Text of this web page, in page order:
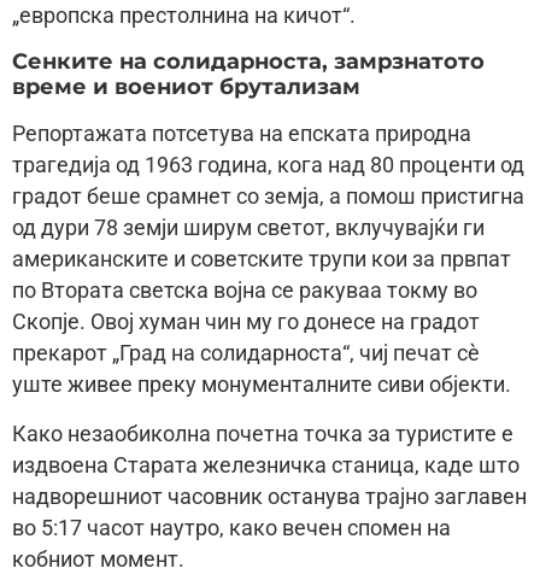
„европска престолнина на кичот“.
Сенките на солидарноста, замрзнатото
време и воениот брутализам
Репортажата потсетува на епската природна
трагедија од 1963 година, кога над 80 проценти од
градот беше срамнет со земја, а помош пристигна
од дури 78 земји ширум светот, вклучувајќи ги
американските и советските трупи кои за првпат
по Втората светска војна се ракуваа токму во
Скопје. Овој хуман чин му го донесе на градот
прекарот „Град на солидарноста“, чиј печат сè
уште живее преку монументалните сиви објекти.
Како незаобиколна почетна точка за туристите е
издвоена Старата железничка станица, каде што
надворешниот часовник останува трајно заглавен
во 5:17 часот наутро, како вечен спомен на
кобниот момент.